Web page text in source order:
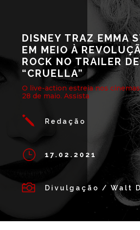
DISNEY TRAZ EMMA
EM MEIO À
ROCK NO TRAILER DE
“CRUELLA”
O live-action estreia nos
28 de maio. Assista
j Redação
} 17.02.2021
 Divulgação / Walt